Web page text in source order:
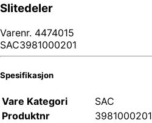
Slitedeler
Varenr. 4474015
SAC3981000201
Spesifikasjon
Vare Kategori
SAC
Produktnr
3981000201